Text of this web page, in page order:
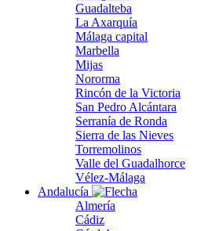
Guadalteba
La Axarquía
Málaga capital
Marbella
Mijas
Nororma
Rincón de la Victoria
San Pedro Alcántara
Serranía de Ronda
Sierra de las Nieves
Torremolinos
Valle del Guadalhorce
Vélez-Málaga
Andalucía
Almería
Cádiz